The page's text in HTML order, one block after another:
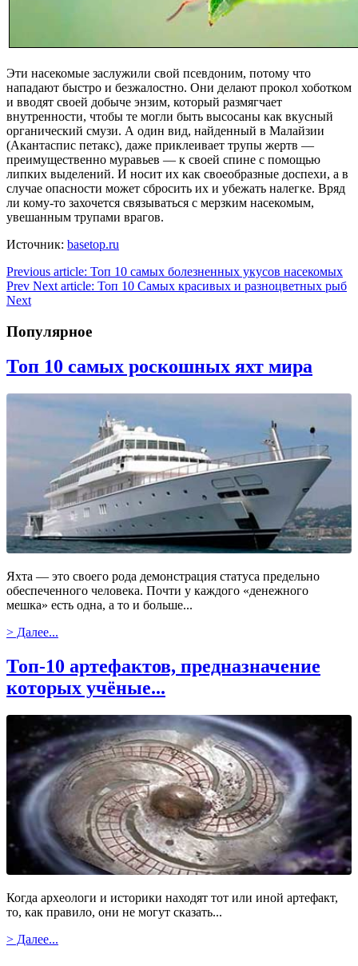
Эти насекомые заслужили свой псевдоним, потому что
нападают быстро и безжалостно. Они делают прокол хоботком
и вводят своей добыче энзим, который размягчает
внутренности, чтобы те могли быть высосаны как вкусный
органический смузи. А один вид, найденный в Малайзии
(Акантаспис петакс), даже приклеивает трупы жертв —
преимущественно муравьев — к своей спине с помощью
липких выделений. И носит их как своеобразные доспехи, а в
случае опасности может сбросить их и убежать налегке. Вряд
ли кому-то захочется связываться с мерзким насекомым,
увешанным трупами врагов.
Источник: basetop.ru
Previous article: Топ 10 самых болезненных укусов насекомых
Prev Next article: Топ 10 Самых красивых и разноцветных рыб
Next
Популярное
Топ 10 самых роскошных яхт мира
Яхта — это своего рода демонстрация статуса предельно
обеспеченного человека. Почти у каждого «денежного
мешка» есть одна, а то и больше...
> Далее...
Топ-10 артефактов, предназначение
которых учёные...
Когда археологи и историки находят тот или иной артефакт,
то, как правило, они не могут сказать...
> Далее...